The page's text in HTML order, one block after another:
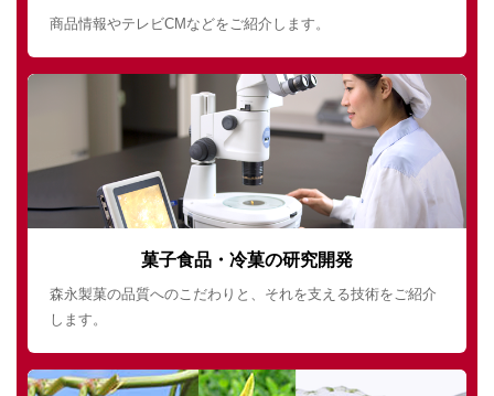
商品情報やテレビCMなどをご紹介します。
菓子食品・冷菓の研究開発
森永製菓の品質へのこだわりと、それを支える技術をご紹介
します。